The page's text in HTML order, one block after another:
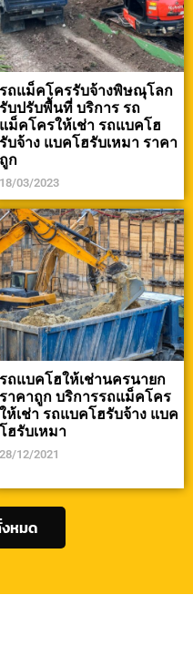
รถแม็คโครรับจ้างพิษณุโลก
รับปรับพื้นที่ บริการ รถ
แม็คโครให้เช่า รถแบคโฮ
รับจ้าง แบคโฮรับเหมา ราคา
ถูก
18/03/2023
รถแบคโฮให้เช่านครนายก
ราคาถูก บริการรถแม็คโคร
ให้เช่า รถแบคโฮรับจ้าง แบค
โฮรับเหมา
28/12/2021
หมด